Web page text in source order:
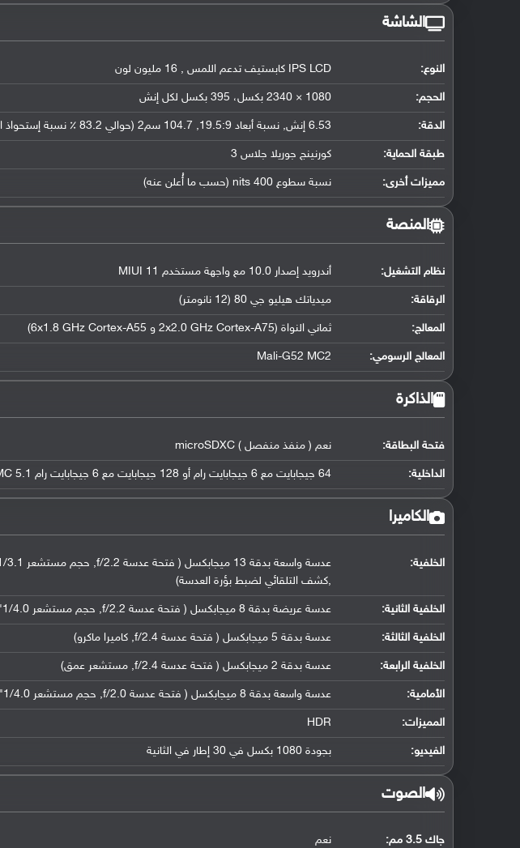
الشاشة
النوع: IPS LCD كابستيف تدعم اللمس , 16 مليون لون
الحجم: 1080 × 2340 بكسل، 395 بكسل لكل إنش
الدقة: 6.53 إنش, نسبة أبعاد 19.5:9, 104.7 سم2 (حوالي 83.2 ٪ نسبة إستحواذ الشاشة)
طبقة الحماية: كورنينج جوريلا جلاس 3
مميزات أخرى: نسبة سطوع 400 nits (حسب ما أُعلن عنه)
المنصة
نظام التشغيل: أندرويد إصدار 10.0 مع واجهة مستخدم MIUI 11
الرقاقة: ميدياتك هيليو جي 80 (12 نانومتر)
المعالج: ثماني النواة (2x2.0 GHz Cortex-A75 و 6x1.8 GHz Cortex-A55)
المعالج الرسومي:
Mali-G52 MC2
الذاكرة
فتحة البطاقة: نعم ( منفذ منفصل ) microSDXC
الداخلية: 64 جيجابايت مع 6 جيجابايت رام أو 128 جيجابايت مع 6 جيجابايت رام eMMC 5.1
الكاميرا
الخلفية:
,كشف التلقائي لضبط بؤرة العدسة)
الخلفية الثانية: عدسة عريضة بدقة 8 ميجابكسل ( فتحة عدسة f/2.2, حجم مستشعر 1/4.0" ( 118˚ ), حجم البكسل 1.12 مايكرومتر)
الخلفية الثالثة: عدسة بدقة 5 ميجابكسل ( فتحة عدسة f/2.4, كاميرا ماكرو)
الخلفية الرابعة: عدسة بدقة 2 ميجابكسل ( فتحة عدسة f/2.4, مستشعر عمق)
الأمامية: عدسة واسعة بدقة 8 ميجابكسل ( فتحة عدسة f/2.0, حجم مستشعر 1/4.0" ( 118˚ ), حجم البكسل 1.12 مايكرومتر)
المميزات: HDR
الفيديو: بجودة 1080 بكسل في 30 إطار في الثانية
الصوت
جاك 3.5 مم: نعم